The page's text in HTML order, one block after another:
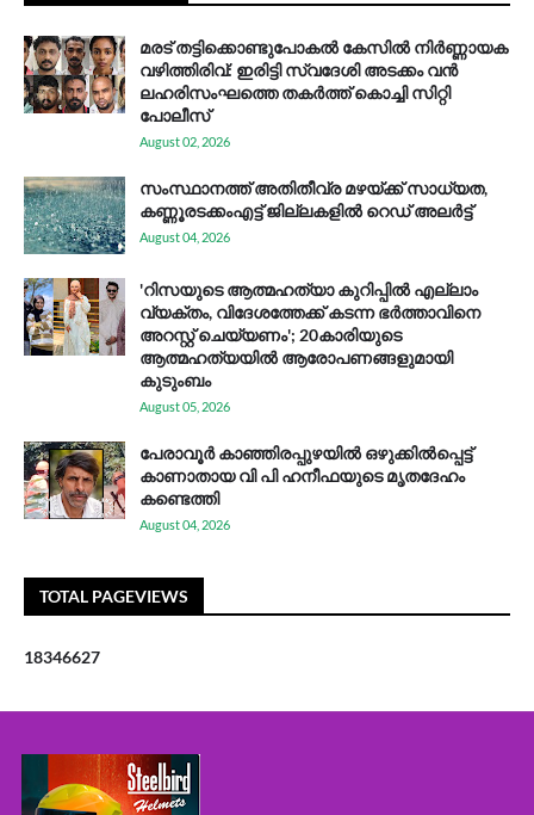
മരട് തട്ടിക്കൊണ്ടുപോകൽ കേസിൽ നിർണ്ണായക
വഴിത്തിരിവ്: ഇരിട്ടി സ്വദേശി അടക്കം വൻ
ലഹരിസംഘത്തെ തകർത്ത് കൊച്ചി സിറ്റി
പോലീസ്
August 02, 2026
സം​സ്ഥാ​ന​ത്ത് അ​തി​തീ​വ്ര മ​ഴ​യ്ക്ക് സാ​ധ്യ​ത,
കണ്ണൂരടക്കംഎ​ട്ട് ജി​ല്ല​ക​ളി​ൽ റെ​ഡ് അ​ലർ​ട്ട്
August 04, 2026
'റിസയുടെ ആത്മഹത്യാ കുറിപ്പിൽ എല്ലാം
വ്യക്തം, വിദേശത്തേക്ക് കടന്ന ഭർത്താവിനെ
അറസ്റ്റ് ചെയ്യണം'; 20കാരിയുടെ
ആത്മഹത്യയിൽ ആരോപണങ്ങളുമായി
കുടുംബം
August 05, 2026
പേരാവൂർ കാഞ്ഞിരപ്പുഴയിൽ ഒഴുക്കിൽപ്പെട്ട്
കാണാതായ വി പി ഹനീഫയുടെ മൃതദേഹം
കണ്ടെത്തി
August 04, 2026
TOTAL PAGEVIEWS
18346627